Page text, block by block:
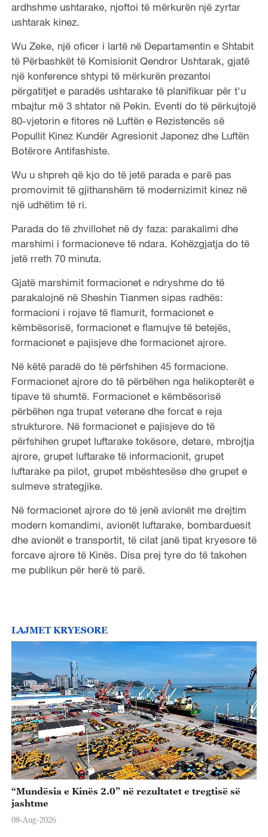
ardhshme ushtarake, njoftoi të mërkurën një zyrtar
ushtarak kinez.
Wu Zeke, një oficer i lartë në Departamentin e Shtabit
të Përbashkët të Komisionit Qendror Ushtarak, gjatë
një konference shtypi të mërkurën prezantoi
përgatitjet e paradës ushtarake të planifikuar për t'u
mbajtur më 3 shtator në Pekin. Eventi do të përkujtojë
80-vjetorin e fitores në Luftën e Rezistencës së
Popullit Kinez Kundër Agresionit Japonez dhe Luftën
Botërore Antifashiste.
Wu u shpreh që kjo do të jetë parada e parë pas
promovimit të gjithanshëm të modernizimit kinez në
një udhëtim të ri.
Parada do të zhvillohet në dy faza: parakalimi dhe
marshimi i formacioneve të ndara. Kohëzgjatja do të
jetë rreth 70 minuta.
Gjatë marshimit formacionet e ndryshme do të
parakalojnë në Sheshin Tianmen sipas radhës:
formacioni i rojave të flamurit, formacionet e
këmbësorisë, formacionet e flamujve të betejës,
formacionet e pajisjeve dhe formacionet ajrore.
Në këtë paradë do të përfshihen 45 formacione.
Formacionet ajrore do të përbëhen nga helikopterët e
tipave të shumtë. Formacionet e këmbësorisë
përbëhen nga trupat veterane dhe forcat e reja
strukturore. Në formacionet e pajisjeve do të
përfshihen grupet luftarake tokësore, detare, mbrojtja
ajrore, grupet luftarake të informacionit, grupet
luftarake pa pilot, grupet mbështesëse dhe grupet e
sulmeve strategjike.
Në formacionet ajrore do të jenë avionët me drejtim
modern komandimi, avionët luftarake, bombarduesit
dhe avionët e transportit, të cilat janë tipat kryesore të
forcave ajrore të Kinës. Disa prej tyre do të takohen
me publikun për herë të parë.
LAJMET KRYESORE
“Mundësia e Kinës 2.0” në rezultatet e tregtisë së
jashtme
08-Aug-2026